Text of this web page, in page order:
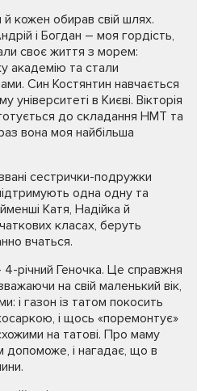
й кожен обирав свій шлях.
і Богдан – моя гордість,
своє життя з морем:
академію та стали
Син Костянтин навчається
університеті в Києві. Вікторія
до складання НМТ та
вона моя найбільша
сестрички-подружки
одна одну та
Катя, Надійка й
класах, беруть
вчаться.
річний Геночка. Це справжня
на свій маленький вік,
і газон із татом покосить
і щось «поремонтує»
на татові. Про маму
допоможе, і нагадає, що в